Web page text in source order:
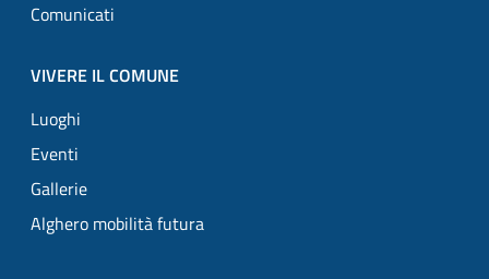
Comunicati
VIVERE IL COMUNE
Luoghi
Eventi
Gallerie
Alghero mobilità futura